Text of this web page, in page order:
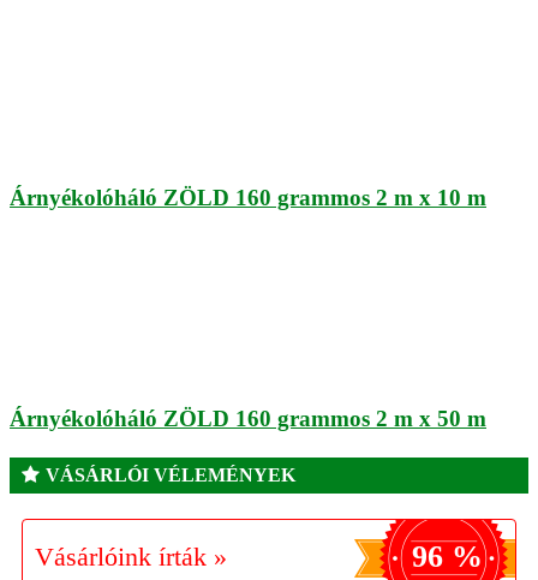
Árnyékolóháló ZÖLD 160 grammos 2 m x 10 m
Árnyékolóháló ZÖLD 160 grammos 2 m x 50 m
VÁSÁRLÓI VÉLEMÉNYEK
Vásárlóink írták » 96 %